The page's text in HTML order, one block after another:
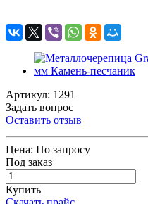
Артикул: 1291
Задать вопрос
Оставить отзыв
Цена: По запросу
Под заказ
Купить